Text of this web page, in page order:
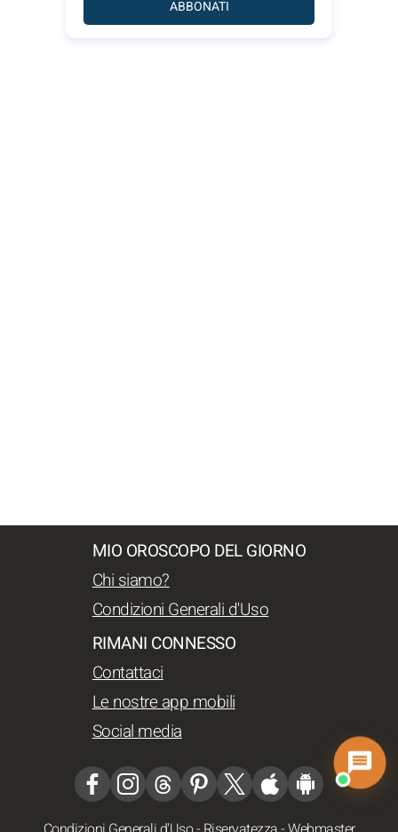
ABBONATI
MIO OROSCOPO DEL GIORNO
Chi siamo?
Condizioni Generali d'Uso
RIMANI CONNESSO
Contattaci
Le nostre app mobili
Social media